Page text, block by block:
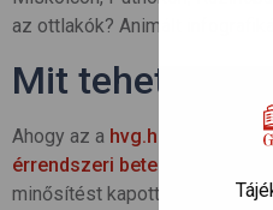
az ottlakók? Animált
Mit tehetünk a
Ahogy az a hvg.hu cikkéből
érrendszeri betegségben
minősítést kapott